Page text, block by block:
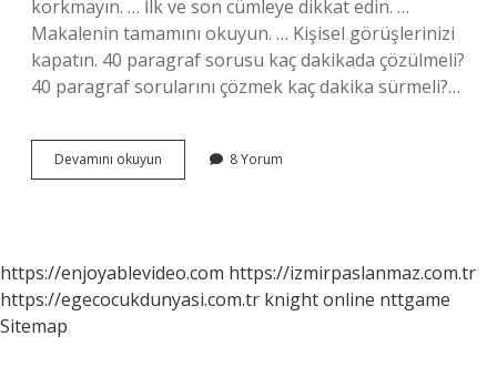
korkmayın. … İlk ve son cümleye dikkat edin. …
Makalenin tamamını okuyun. … Kişisel görüşlerinizi
kapatın. 40 paragraf sorusu kaç dakikada çözülmeli?
40 paragraf sorularını çözmek kaç dakika sürmeli?…
Devamını okuyun Paragraf
Soruları
8 Yorum
https://enjoyablevideo.com https://izmirpaslanmaz.com.tr
https://egecocukdunyasi.com.tr knight online nttgame
Sitemap